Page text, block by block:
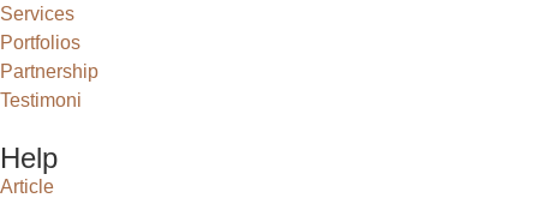
Services
Portfolios
Partnership
Testimoni
Help
Article